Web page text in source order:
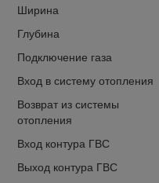
Ширина
Глубина
Подключение газа
Вход в систему отопления
Возврат из системы
отопления
Вход контура ГВС
Выход контура ГВС